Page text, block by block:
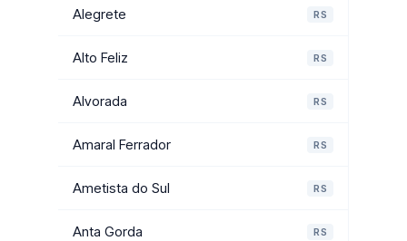
Alegrete RS
Alto Feliz RS
Alvorada RS
Amaral Ferrador RS
Ametista do Sul RS
Anta Gorda RS